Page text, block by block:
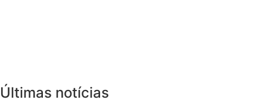
Últimas notícias